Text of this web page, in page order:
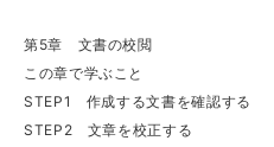
第5章 文書の校閲
この章で学ぶこと
STEP1 作成する文書を確認する
STEP2 文章を校正する